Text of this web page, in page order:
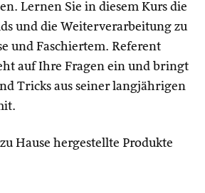
Lernen Sie in diesem Kurs die
und die Weiterverarbeitung zu
und Faschiertem. Referent
auf Ihre Fragen ein und bringt
Tricks aus seiner langjährigen
Hause hergestellte Produkte